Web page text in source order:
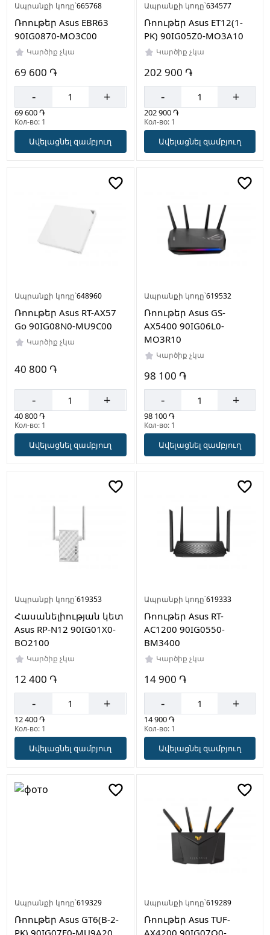
Ապրանքի կոդը՝665768
Ռոութեր Asus EBR63
90IG0870-MO3C00
Կարծիք չկա
69 600 ֏
- +
69 600 ֏
Кол-во: 1
Ավելացնել զամբյուղ
Ապրանքի կոդը՝634577
Ռոութեր Asus ET12(1-
PK) 90IG05Z0-MO3A10
Կարծիք չկա
202 900 ֏
- +
202 900 ֏
Кол-во: 1
Ավելացնել զամբյուղ
Ապրանքի կոդը՝648960
Ռոութեր Asus RT-AX57
Go 90IG08N0-MU9C00
Կարծիք չկա
40 800 ֏
- +
40 800 ֏
Кол-во: 1
Ավելացնել զամբյուղ
Ապրանքի կոդը՝619532
Ռոութեր Asus GS-
AX5400 90IG06L0-
MO3R10
Կարծիք չկա
98 100 ֏
- +
98 100 ֏
Кол-во: 1
Ավելացնել զամբյուղ
Ապրանքի կոդը՝619353
Հասանելիության կետ
Asus RP-N12 90IG01X0-
BO2100
Կարծիք չկա
12 400 ֏
- +
12 400 ֏
Кол-во: 1
Ավելացնել զամբյուղ
Ապրանքի կոդը՝619333
Ռոութեր Asus RT-
AC1200 90IG0550-
BM3400
Կարծիք չկա
14 900 ֏
- +
14 900 ֏
Кол-во: 1
Ավելացնել զամբյուղ
Ապրանքի կոդը՝619329
Ռոութեր Asus GT6(B-2-
Ապրանքի կոդը՝619289
Ռոութեր Asus TUF-